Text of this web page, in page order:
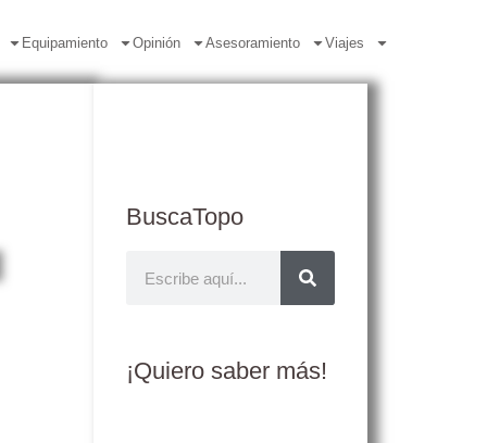
Equipamiento Opinión Asesoramiento Viajes
BuscaTopo
¡Quiero saber más!